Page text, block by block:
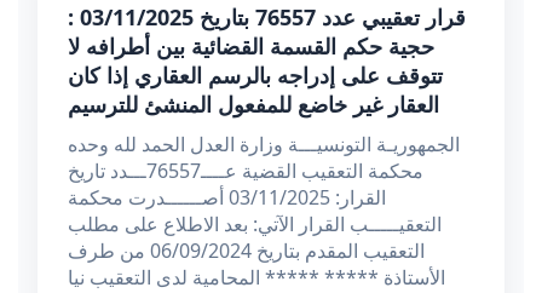
قرار تعقيبي عدد 76557 بتاريخ 03/11/2025 :
حجية حكم القسمة القضائية بين أطرافه لا
تتوقف على إدراجه بالرسم العقاري إذا كان
العقار غير خاضع للمفعول المنشئ للترسيم
الجمهوريـة التونسيـــة وزارة العدل الحمد لله وحده
محكمة التعقيب القضية عــــ76557ـــدد تاريخ
القرار: 03/11/2025 أصــــــدرت محكمة
التعقيـــــب القرار الآتي: بعد الاطلاع على مطلب
التعقيب المقدم بتاريخ 06/09/2024 من طرف
الأستاذة ***** ***** المحامية لدى التعقيب نيا